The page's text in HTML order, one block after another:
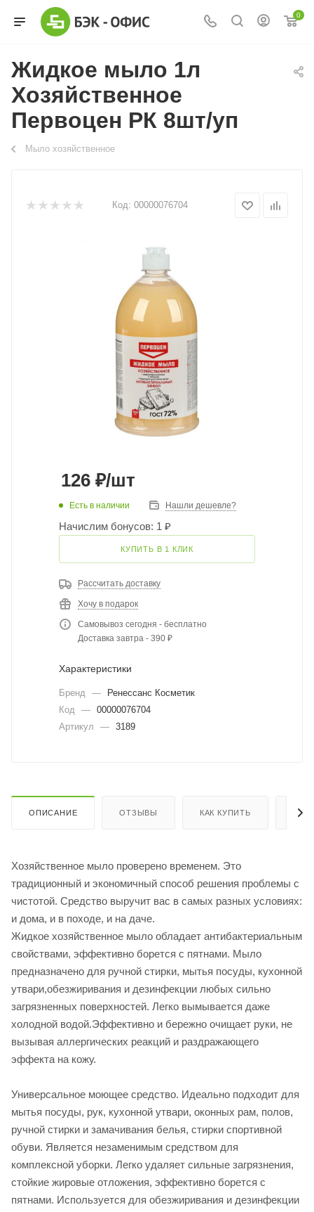
0
Жидкое мыло 1л
Хозяйственное
Первоцен РК 8шт/уп
Мыло хозяйственное
Код: 00000076704
126 ₽/шт
Есть в наличии Нашли дешевле?
Начислим бонусов: 1 ₽
КУПИТЬ В 1 КЛИК
Рассчитать доставку
Хочу в подарок
Самовывоз сегодня - бесплатно
Доставка завтра - 390 ₽
Характеристики
Бренд —
Ренессанс Косметик
Код — 00000076704
Артикул
— 3189
ОПИСАНИЕ ОТЗЫВЫ КАК КУПИТЬ
Хозяйственное мыло проверено временем. Это
традиционный и экономичный способ решения проблемы с
чистотой. Средство выручит вас в самых разных условиях:
и дома, и в походе, и на даче.
Жидкое хозяйственное мыло обладает антибактериальным
свойствами, эффективно борется с пятнами. Мыло
предназначено для ручной стирки, мытья посуды, кухонной
утвари,обезжиривания и дезинфекции любых сильно
загрязненных поверхностей. Легко вымывается даже
холодной водой.Эффективно и бережно очищает руки, не
вызывая аллергических реакций и раздражающего
эффекта на кожу.
Универсальное моющее средство. Идеально подходит для
мытья посуды, рук, кухонной утвари, оконных рам, полов,
ручной стирки и замачивания белья, стирки спортивной
обуви. Является незаменимым средством для
комплексной уборки. Легко удаляет сильные загрязнения,
стойкие жировые отложения, эффективно борется с
пятнами. Используется для обезжиривания и дезинфекции